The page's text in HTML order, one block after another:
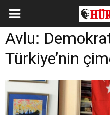
Avlu:
Türkiye’nin